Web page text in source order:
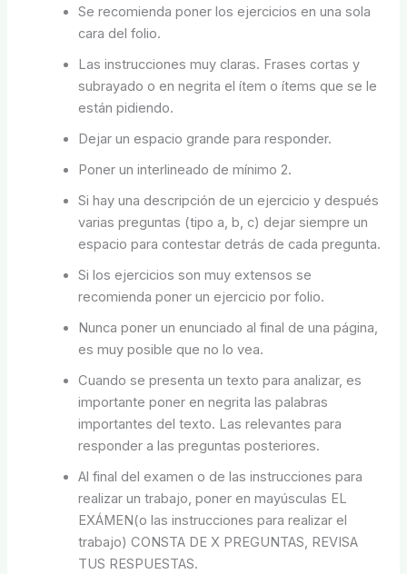
Se recomienda poner los ejercicios en una sola
cara del folio.
Las instrucciones muy claras. Frases cortas y
subrayado o en negrita el ítem o ítems que se le
están pidiendo.
Dejar un espacio grande para responder.
Poner un interlineado de mínimo 2.
Si hay una descripción de un ejercicio y después
varias preguntas (tipo a, b, c) dejar siempre un
espacio para contestar detrás de cada pregunta.
Si los ejercicios son muy extensos se
recomienda poner un ejercicio por folio.
Nunca poner un enunciado al final de una página,
es muy posible que no lo vea.
Cuando se presenta un texto para analizar, es
importante poner en negrita las palabras
importantes del texto. Las relevantes para
responder a las preguntas posteriores.
Al final del examen o de las instrucciones para
realizar un trabajo, poner en mayúsculas EL
EXÁMEN(o las instrucciones para realizar el
trabajo) CONSTA DE X PREGUNTAS, REVISA
TUS RESPUESTAS.